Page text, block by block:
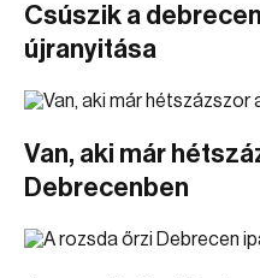
Csúszik a
újranyitása
Van, aki már
Debrecenben